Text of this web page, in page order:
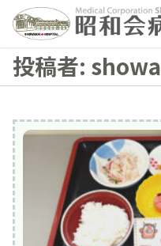
お知らせ
投稿者: showa